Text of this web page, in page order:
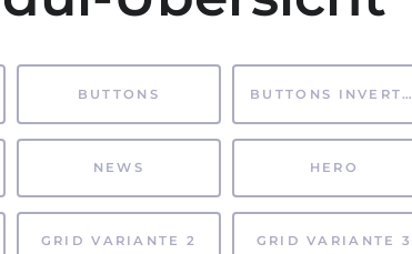
BUTTONS BUTTONS INVERTIERT
NEWS HERO
GRID VARIANTE 2 GRID VARIANTE 3